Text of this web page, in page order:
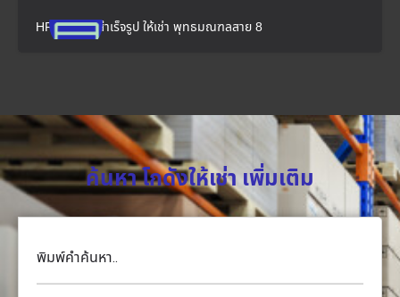
HR33 โกดังสำเร็จรูป ให้เช่า พุทธมณฑลสาย 8
ค้นหา โกดังให้เช่า เพิ่มเติม
พิมพ์คำค้นหา..